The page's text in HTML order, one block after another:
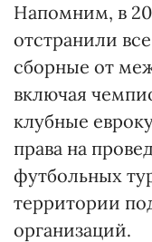
Напомним, в
отстранили
сборные от
включая
клубные
права на
футбольных
территории
организаций.